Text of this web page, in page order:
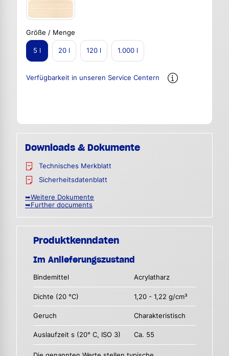
Größe / Menge
5 l 20 l 120 l 1.000 l
Verfügbarkeit in unseren Service Centern
Downloads & Dokumente
Technisches Merkblatt
Sicherheitsdatenblatt
➥Weitere Dokumente
➥Further documents
Produktkenndaten
Im Anlieferungszustand
Bindemittel Acrylatharz
Dichte (20 °C) 1,20 - 1,22 g/cm³
Geruch Charakteristisch
Auslaufzeit s (20° C, ISO 3) Ca. 55